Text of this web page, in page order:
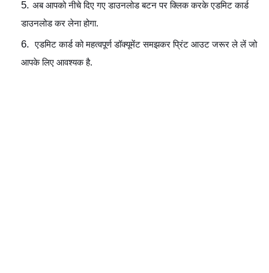
अब आपको नीचे दिए गए डाउनलोड बटन पर क्लिक करके एडमिट कार्ड
डाउनलोड कर लेना होगा.
एडमिट कार्ड को महत्वपूर्ण डॉक्यूमेंट समझकर प्रिंट आउट जरूर ले लें जो
आपके लिए आवश्यक है.